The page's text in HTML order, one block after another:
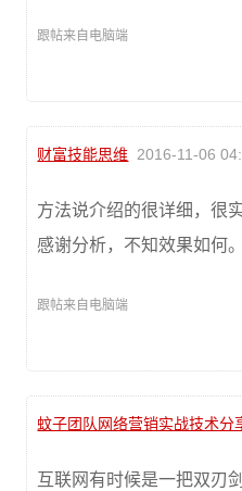
跟帖来自电脑端
财富技能思维 2016-11-06
方法说介绍的很详细，很
感谢分析，不知效果如何。
跟帖来自电脑端
蚊子团队网络营销实战技术分
互联网有时候是一把双刃